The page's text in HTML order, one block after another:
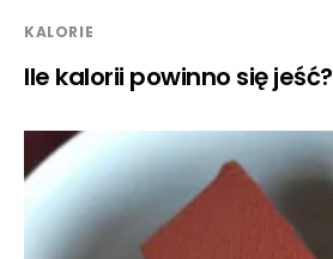
KALORIE
Ile kalorii powinno się jeść?